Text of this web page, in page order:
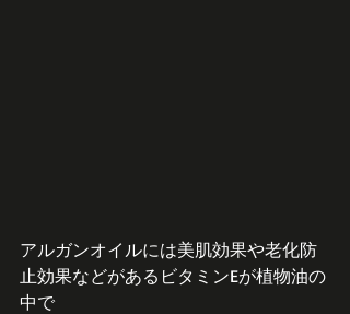
アルガンオイルには美肌効果や老化防
止効果などがあるビタミンEが植物油の
中で